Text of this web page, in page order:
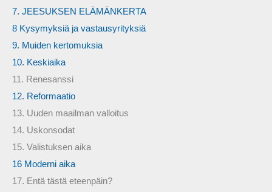
7. JEESUKSEN ELÄMÄNKERTA
8 Kysymyksiä ja vastausyrityksiä
9. Muiden kertomuksia
10. Keskiaika
11. Renesanssi
12. Reformaatio
13. Uuden maailman valloitus
14. Uskonsodat
15. Valistuksen aika
16 Moderni aika
17. Entä tästä eteenpäin?